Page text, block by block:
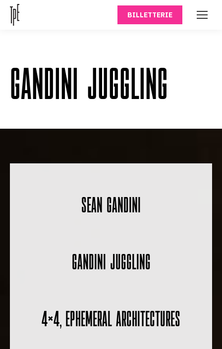
BILLETTERIE
GANDINI JUGGLING
SEAN GANDINI
GANDINI JUGGLING
4X4, EPHEMERAL ARCHITECTURES